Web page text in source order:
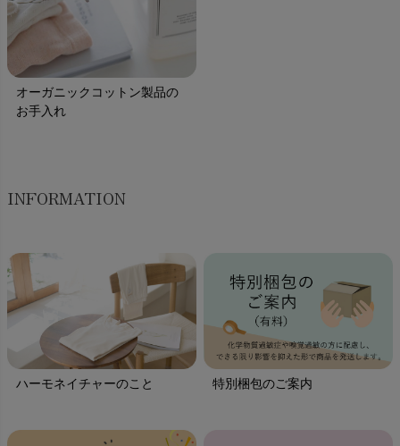
オーガニックコットン製品の
お手入れ
INFORMATION
ハーモネイチャーのこと 特別梱包のご案内